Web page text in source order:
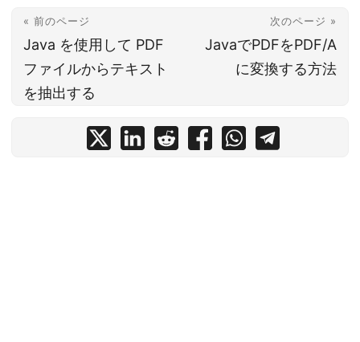
« 前のページ
Java を使用して PDF
ファイルからテキスト
を抽出する
次のページ »
JavaでPDFをPDF/A
に変換する方法